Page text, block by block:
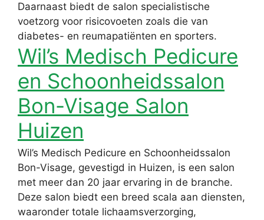
Daarnaast biedt de salon specialistische
voetzorg voor risicovoeten zoals die van
diabetes- en reumapatiënten en sporters.
Wil’s Medisch Pedicure
en Schoonheidssalon
Bon-Visage Salon
Huizen
Wil’s Medisch Pedicure en Schoonheidssalon
Bon-Visage, gevestigd in Huizen, is een salon
met meer dan 20 jaar ervaring in de branche.
Deze salon biedt een breed scala aan diensten,
waaronder totale lichaamsverzorging,